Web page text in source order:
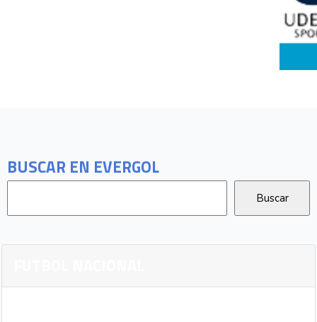
BUSCAR EN EVERGOL